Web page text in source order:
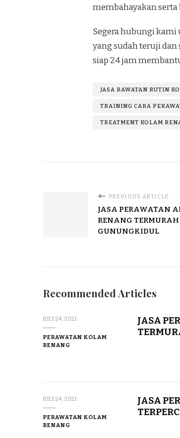
membahayakan serta
Segera hubungi
yang sudah teruji dan
siap 24 jam
JASA RAWATAN RUTIN
TRAINING CARA
TREATMENT KOLAM
PREVIOUS ARTICLE
JASA PERAWATAN
RENANG
GUNUNGKIDUL
Recommended Articles
JULY 24, 2021
PERAWATAN KOLAM
RENANG
JASA
JULY 24, 2021
PERAWATAN KOLAM
RENANG
JASA